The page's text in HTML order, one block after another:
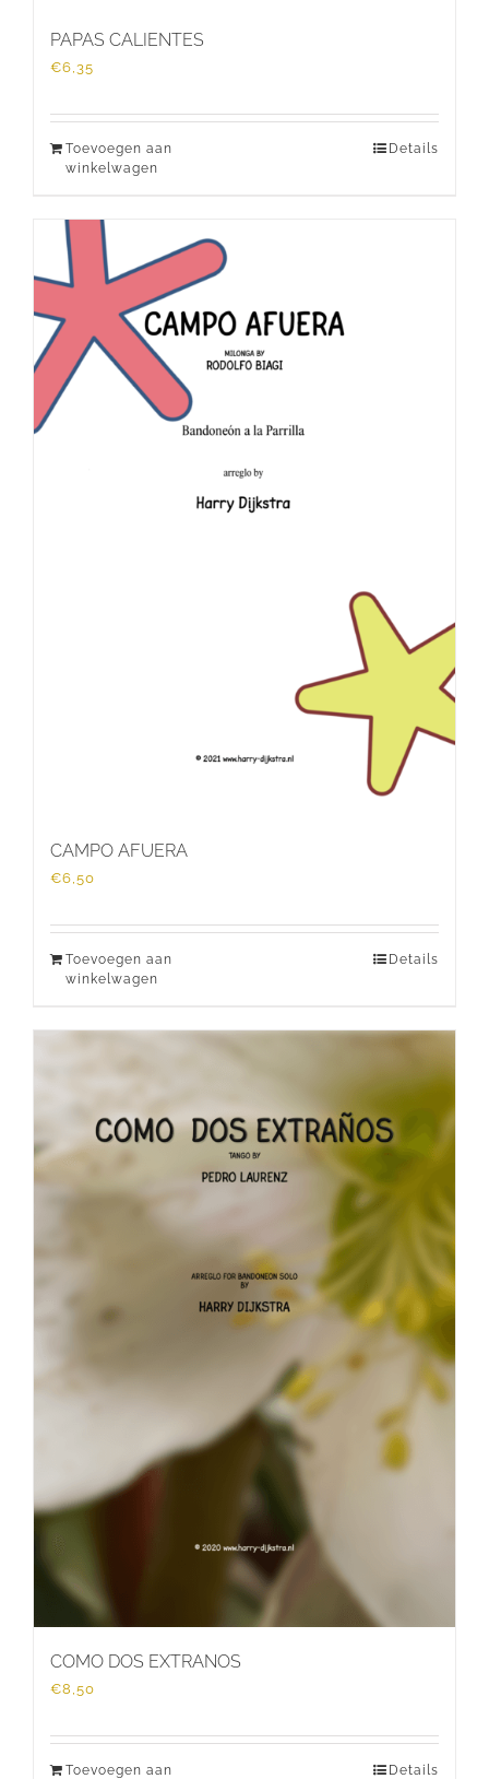
PAPAS CALIENTES
€6,35
Toevoegen aan
winkelwagen
Details
CAMPO AFUERA
€6,50
Toevoegen aan
winkelwagen
Details
COMO DOS EXTRANOS
€8,50
Toevoegen aan
Details